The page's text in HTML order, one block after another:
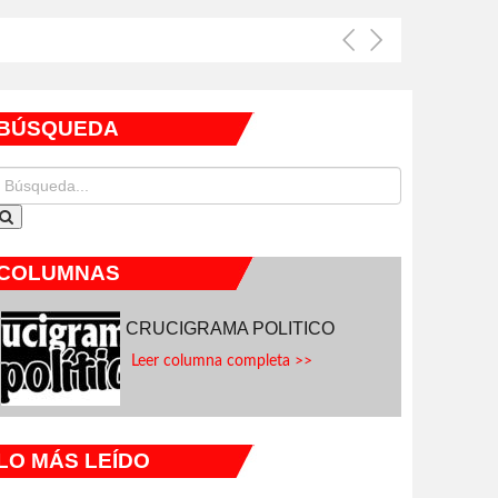
CRUCIGRAMA POLITICO
Leer columna completa >>
MÁS LEÍDO